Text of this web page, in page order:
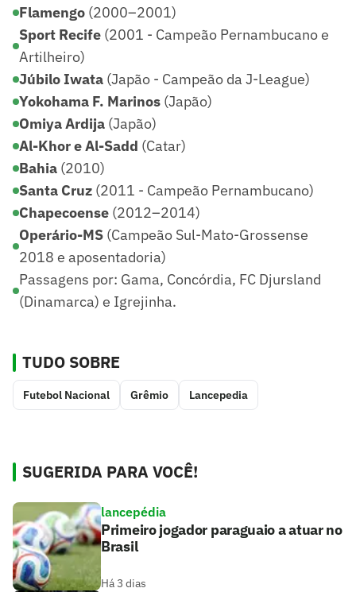
Flamengo (2000–2001)
Sport Recife (2001 - Campeão Pernambucano e
Artilheiro)
Júbilo Iwata (Japão - Campeão da J-League)
Yokohama F. Marinos (Japão)
Omiya Ardija (Japão)
Al-Khor e Al-Sadd (Catar)
Bahia (2010)
Santa Cruz (2011 - Campeão Pernambucano)
Chapecoense (2012–2014)
Operário-MS (Campeão Sul-Mato-Grossense
2018 e aposentadoria)
Passagens por: Gama, Concórdia, FC Djursland
(Dinamarca) e Igrejinha.
TUDO SOBRE
Futebol Nacional Grêmio Lancepedia
SUGERIDA PARA VOCÊ!
lancepédia
Primeiro jogador paraguaio a atuar no
Brasil
Há 3 dias